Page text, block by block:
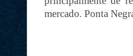
mercado. Ponta